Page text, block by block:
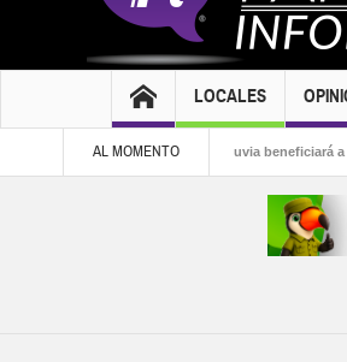
LOCALES
AL MOMENTO
Nidos de lluvia beneficiará a 118